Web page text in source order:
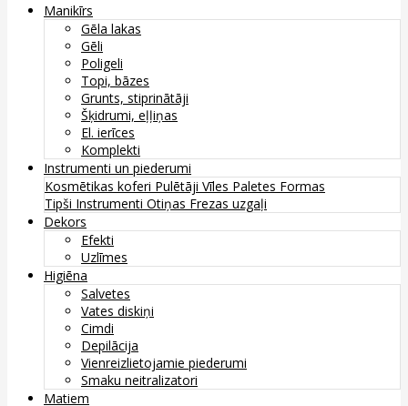
Manikīrs
Gēla lakas
Gēli
Poligeli
Topi, bāzes
Grunts, stiprinātāji
Šķidrumi, eļļiņas
El. ierīces
Komplekti
Instrumenti un piederumi
Kosmētikas koferi Pulētāji Vīles Paletes Formas
Tipši Instrumenti Otiņas Frezas uzgaļi
Dekors
Efekti
Uzlīmes
Higiēna
Salvetes
Vates diskiņi
Cimdi
Depilācija
Vienreizlietojamie piederumi
Smaku neitralizatori
Matiem